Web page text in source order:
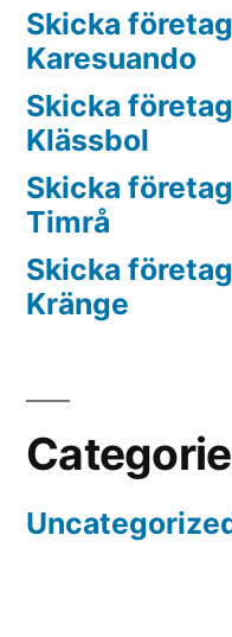
Skicka
Karesuando
Skicka
Klässbol
Skicka
Timrå
Skicka
Kränge